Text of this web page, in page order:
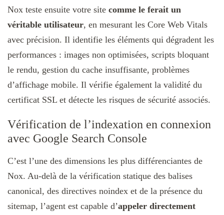
Nox teste ensuite votre site comme le ferait un
véritable utilisateur, en mesurant les Core Web Vitals
avec précision. Il identifie les éléments qui dégradent les
performances : images non optimisées, scripts bloquant
le rendu, gestion du cache insuffisante, problèmes
d’affichage mobile. Il vérifie également la validité du
certificat SSL et détecte les risques de sécurité associés.
Vérification de l’indexation en connexion
avec Google Search Console
C’est l’une des dimensions les plus différenciantes de
Nox. Au-delà de la vérification statique des balises
canonical, des directives noindex et de la présence du
sitemap, l’agent est capable d’appeler directement